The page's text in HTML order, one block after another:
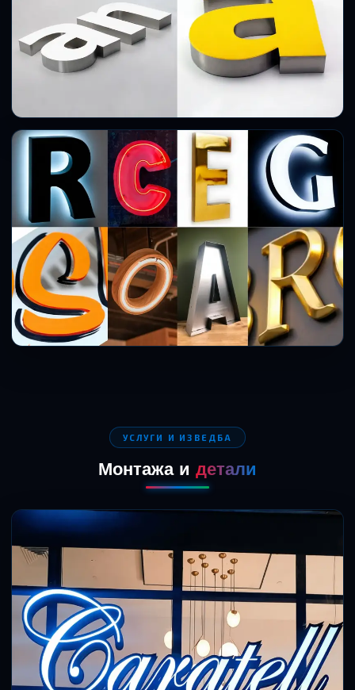
УСЛУГИ И ИЗВЕДБА
Монтажа и детали